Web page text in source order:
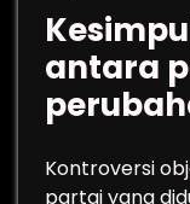
antara
Kontroversi
partai yang